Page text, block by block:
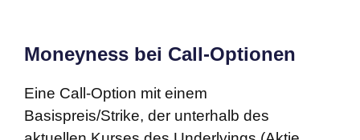
Moneyness bei Call-Optionen
Eine Call-Option mit einem
Basispreis/Strike, der unterhalb des